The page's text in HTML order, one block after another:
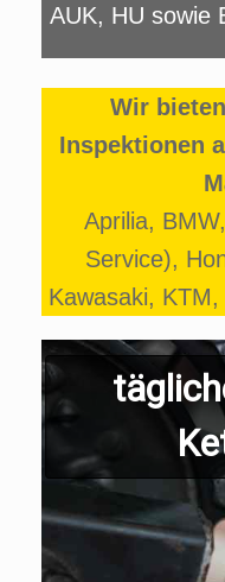
AUK, HU sowie
Wir
Inspektionen
Aprilia,
Service),
Kawasaki,